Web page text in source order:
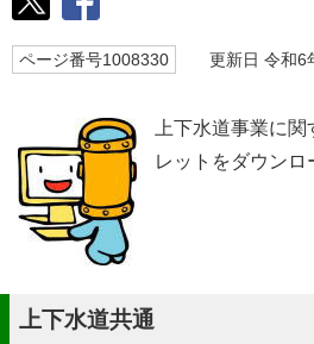
ページ番号1008330 更新日 令和6
上下水道事業に
レットをダウンロ
上下水道共通